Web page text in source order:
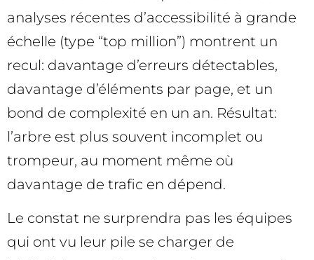
analyses récentes d’accessibilité à grande
échelle (type “top million”) montrent un
recul: davantage d’erreurs détectables,
davantage d’éléments par page, et un
bond de complexité en un an. Résultat:
l’arbre est plus souvent incomplet ou
trompeur, au moment même où
davantage de trafic en dépend.
Le constat ne surprendra pas les équipes
qui ont vu leur pile se charger de